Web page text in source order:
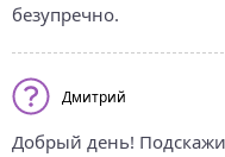
безупречно.
Дмитрий
Добрый день!